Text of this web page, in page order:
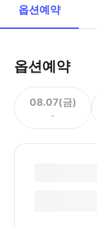
옵션예약
옵션예약
08.07(금)
-